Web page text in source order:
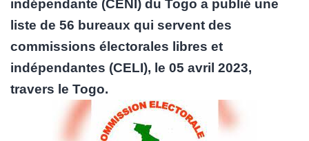
indépendante (CENI) du Togo a publié une
liste de 56 bureaux qui servent des
commissions électorales libres et
indépendantes (CELI), le 05 avril 2023,
travers le Togo.